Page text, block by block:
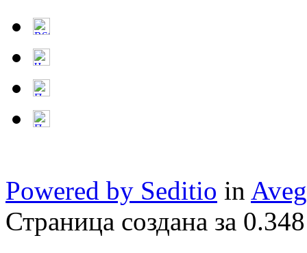
Powered by Seditio in
Страница создана за